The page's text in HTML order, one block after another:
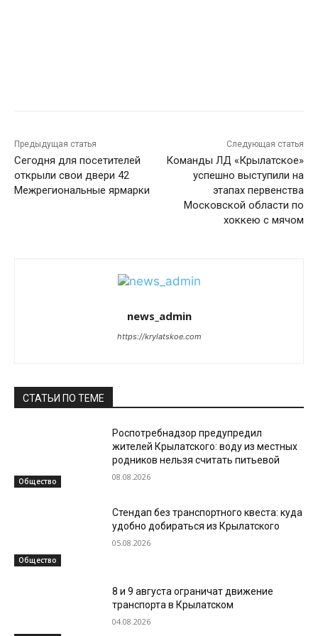
Предыдущая статья
Сегодня для посетителей
открыли свои двери 42
Межрегиональные ярмарки
Следующая статья
Команды ЛД «Крылатское»
успешно выступили на
этапах первенства
Московской области по
хоккею с мячом
news_admin
https://krylatskoe.com
СТАТЬИ ПО ТЕМЕ
Общество
Роспотребнадзор предупредил
жителей Крылатского: воду из местных
родников нельзя считать питьевой
08.08.2026
Общество
Стендап без транспортного квеста: куда
удобно добираться из Крылатского
05.08.2026
8 и 9 августа ограничат движение
транспорта в Крылатском
04.08.2026